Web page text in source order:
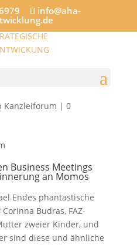
info@aha-
„Wer hat an
Rezension
Kanzleiforum | 0
Business Meetings
an Momos
Endes phantastische
Budras, FAZ-
zweier Kinder, und
sind diese und ähnliche